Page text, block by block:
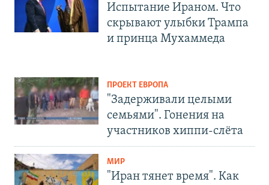
Испытание Ираном. Что
скрывают улыбки Трампа
и принца Мухаммеда
ПРОЕКТ ЕВРОПА
"Задерживали целыми
семьями". Гонения на
участников хиппи-слёта
МИР
"Иран тянет время". Как